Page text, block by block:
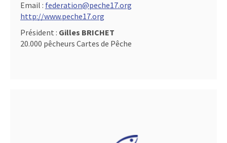
Email : federation@peche17.org
http://www.peche17.org
Président : Gilles BRICHET
20.000 pêcheurs Cartes de Pêche